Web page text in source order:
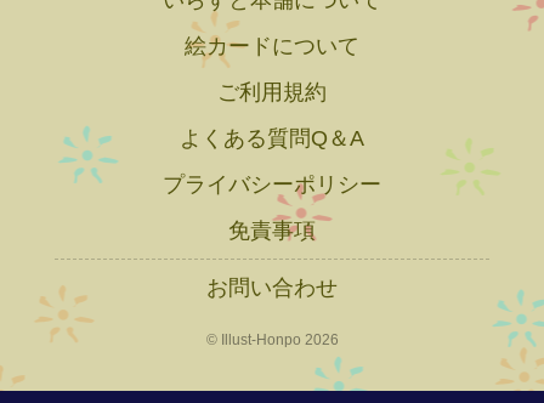
絵カードについて
ご利用規約
よくある質問Q＆A
プライバシーポリシー
免責事項
お問い合わせ
© Illust-Honpo 2026